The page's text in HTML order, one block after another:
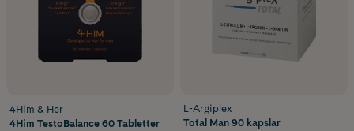
4Him & Her
4Him TestoBalance 60 Tabletter
L-Argiplex
Total Man 90 kapslar